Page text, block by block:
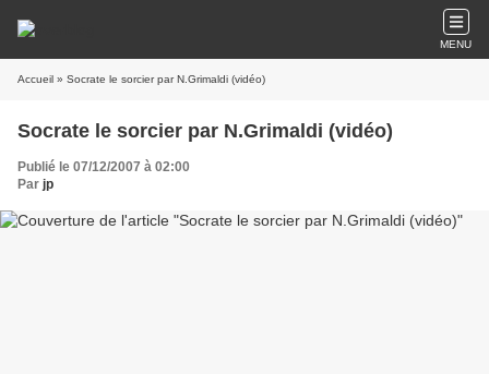
MENU
Accueil » Socrate le sorcier par N.Grimaldi (vidéo)
Socrate le sorcier par N.Grimaldi (vidéo)
Publié le 07/12/2007 à 02:00
Par jp